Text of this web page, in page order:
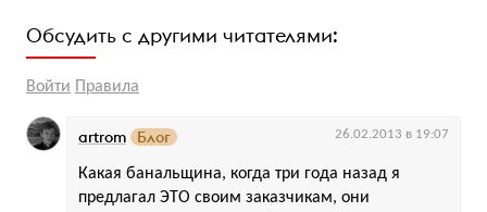
Обсудить с другими читателями:
Войти Правила
Какая банальщина, когда три года назад я
предлагал ЭТО своим заказчикам, они
artrom Блог 26.02.2013 в 19:07